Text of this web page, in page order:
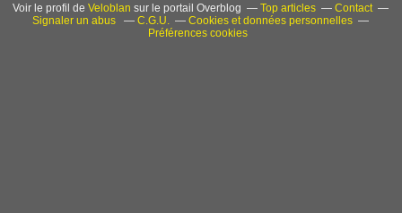
Voir le profil deVeloblan sur le portail Overblog Top articles
Contact
Signaler un abus
C.G.U.
Cookies et données personnelles
Préférences cookies